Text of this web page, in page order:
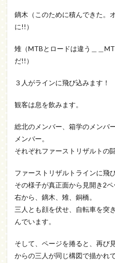
鏑木（このために積んできた。
に!!）
雉（MTBとロードは違う＿＿
だ!!）
３人がラインに飛び込みます！
観客は息を飲みます。
総北のメンバー、箱学のメンバ
メンバー。
それぞれファーストリザルトの
ファーストリザルトラインに飛
その様子が真正面から見開き2ペ
右から、鏑木、雉、銅橋。
三人とも顔を伏せ、自転車を突
んでいます。
そして、ページを捲ると、再び
からの三人が同じ構図で描かれ